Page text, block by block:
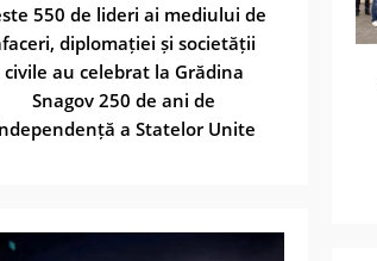
550 de lideri ai mediului de
diplomației și societății
civile au celebrat la Grădina
Snagov 250 de ani de
a Statelor Unite